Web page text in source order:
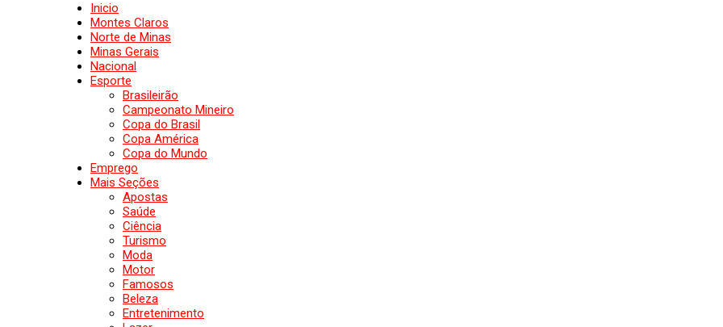
Inicio
Montes Claros
Norte de Minas
Minas Gerais
Nacional
Esporte
Brasileirão
Campeonato Mineiro
Copa do Brasil
Copa América
Copa do Mundo
Emprego
Mais Seções
Apostas
Saúde
Ciência
Turismo
Moda
Motor
Famosos
Beleza
Entretenimento